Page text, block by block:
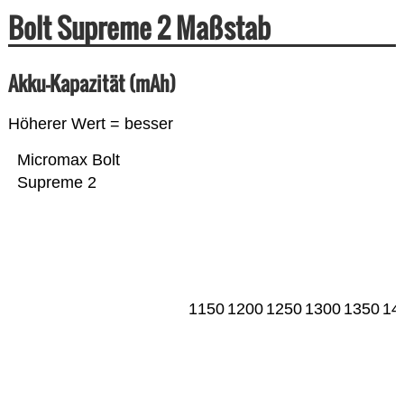
Bolt Supreme 2 Maßstab
Akku-Kapazität (mAh)
Höherer Wert = besser
Micromax Bolt
Supreme 2
1150 1200 1250 1300 1350